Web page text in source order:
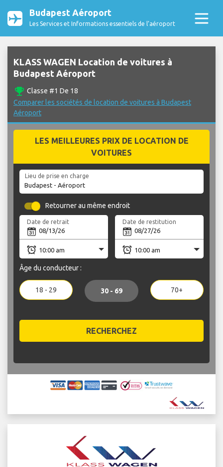
Budapest Aéroport
Les Services et Informations essentiels de l’aéroport
KLASS WAGEN Location de voitures à
Budapest Aéroport
emoji_events Classe #1 De 18
Comparer les sociétés de location de voitures à Budapest
Aéroport
LES MEILLEURES PRIX DE LOCATION DE
VOITURES
Lieu de prise en charge
Retourner au même endroit
Date de retrait Date de restitution
Âge du conducteur :
18 - 29 30 - 69 70+
RECHERCHEZ